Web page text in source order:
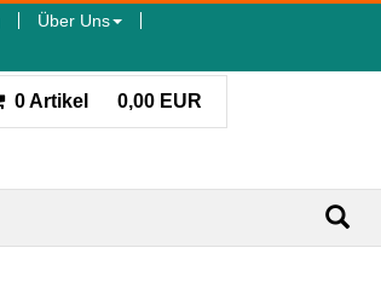
Über Uns
0 Artikel 0,00 EUR